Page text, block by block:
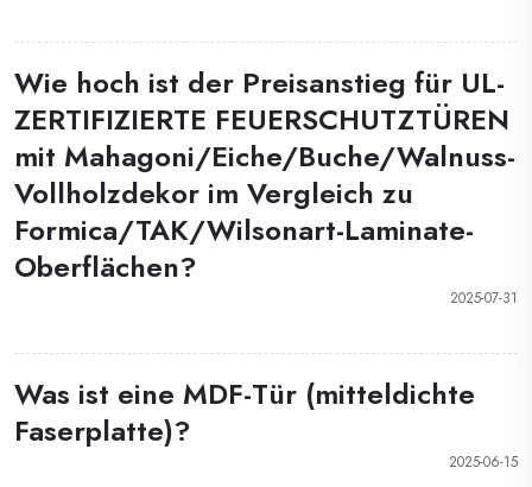
Wie hoch ist der Preisanstieg für UL-
ZERTIFIZIERTE FEUERSCHUTZTÜREN
mit Mahagoni/Eiche/Buche/Walnuss-
Vollholzdekor im Vergleich zu
Formica/TAK/Wilsonart-Laminate-
Oberflächen?
2025-07-31
Was ist eine MDF-Tür (mitteldichte
Faserplatte)?
2025-06-15